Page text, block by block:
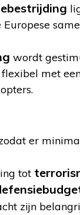
wordt
met
er
tot
zijn